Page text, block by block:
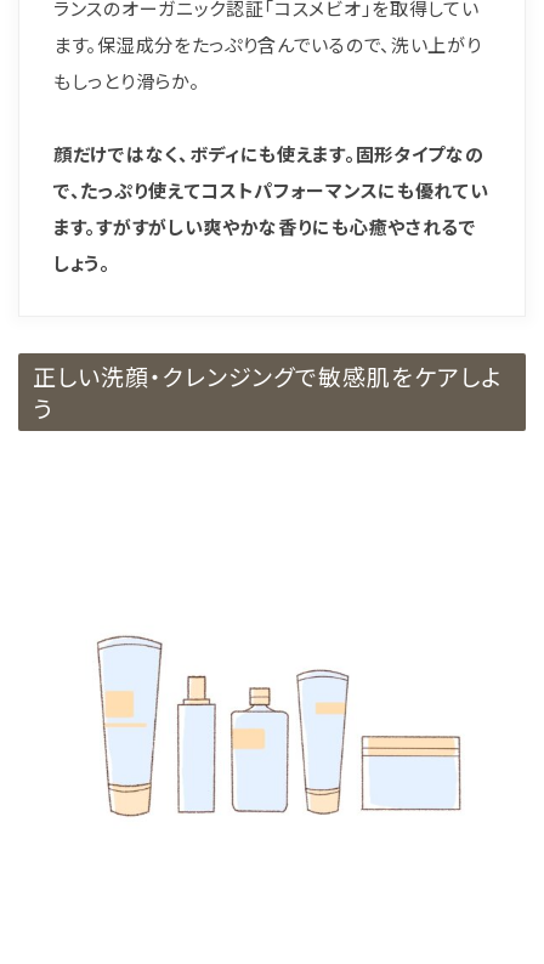
ランスのオーガニック認証「コスメビオ」を取得してい
ます。保湿成分をたっぷり含んでいるので、洗い上がり
もしっとり滑らか。
顔だけではなく、ボディにも使えます。固形タイプなの
で、たっぷり使えてコストパフォーマンスにも優れてい
ます。すがすがしい爽やかな香りにも心癒やされるで
しょう。
正しい洗顔・クレンジングで敏感肌をケアしよ
う